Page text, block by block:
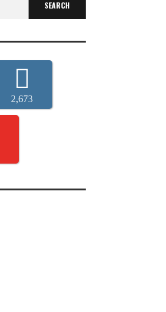
2,673